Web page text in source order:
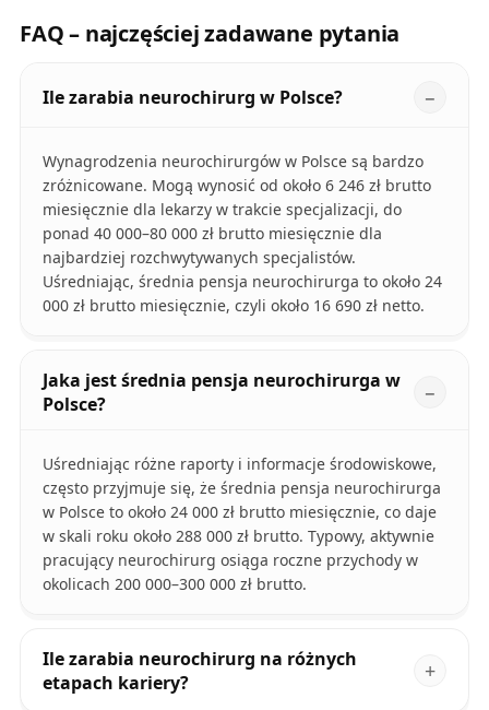
FAQ – najczęściej zadawane pytania
Ile zarabia neurochirurg w Polsce?
Wynagrodzenia neurochirurgów w Polsce są bardzo
zróżnicowane. Mogą wynosić od około 6 246 zł brutto
miesięcznie dla lekarzy w trakcie specjalizacji, do
ponad 40 000–80 000 zł brutto miesięcznie dla
najbardziej rozchwytywanych specjalistów.
Uśredniając, średnia pensja neurochirurga to około 24
000 zł brutto miesięcznie, czyli około 16 690 zł netto.
Jaka jest średnia pensja neurochirurga w
Polsce?
Uśredniając różne raporty i informacje środowiskowe,
często przyjmuje się, że średnia pensja neurochirurga
w Polsce to około 24 000 zł brutto miesięcznie, co daje
w skali roku około 288 000 zł brutto. Typowy, aktywnie
pracujący neurochirurg osiąga roczne przychody w
okolicach 200 000–300 000 zł brutto.
Ile zarabia neurochirurg na różnych
etapach kariery?